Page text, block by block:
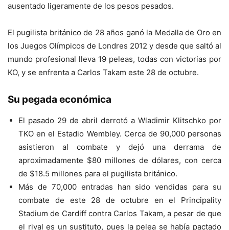
ausentado ligeramente de los pesos pesados.
El pugilista británico de 28 años ganó la Medalla de Oro en
los Juegos Olímpicos de Londres 2012 y desde que saltó al
mundo profesional lleva 19 peleas, todas con victorias por
KO, y se enfrenta a Carlos Takam este 28 de octubre.
Su pegada económica
El pasado 29 de abril derrotó a Wladimir Klitschko por
TKO en el Estadio Wembley. Cerca de 90,000 personas
asistieron al combate y dejó una derrama de
aproximadamente $80 millones de dólares, con cerca
de $18.5 millones para el pugilista británico.
Más de 70,000 entradas han sido vendidas para su
combate de este 28 de octubre en el Principality
Stadium de Cardiff contra Carlos Takam, a pesar de que
el rival es un sustituto, pues la pelea se había pactado